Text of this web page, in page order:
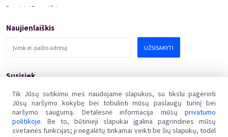
Tik Jūsų sutikimu mes naudojame slapukus, su tikslu pagerinti
Jūsų naršymo kokybę bei tobulinti mūsų paslaugų turinį bei
naršymo saugumą. Detalesnė informacija mūsų privatumo
politikoje. Be to, būtinieji slapukai įgalina pagrindines mūsų
svetainės funkcijas; ji negalėtų tinkamai veikti be šių slapukų, todėl
Renginiai Panevėžyje
Domino Teatro Spektakliai
Naujienlaiškis
UŽSISAKYTI
Susisiek
Adresas:Žalgirio g.135, LT-08217 Vilnius
Įmonės kodas:304769369
PVM mokėtojo kodas :LT100011648218